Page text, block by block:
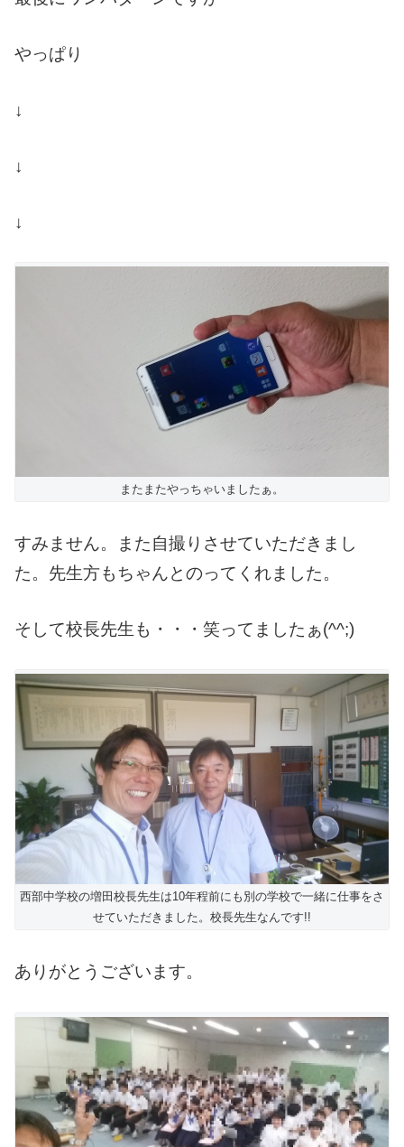
やっぱり
↓
↓
↓
またまたやっちゃいましたぁ。
すみません。また自撮りさせていただきまし
た。 先生方もちゃんとのってくれました。
そして校長先生も・・・笑ってましたぁ(^^;)
西部中学校の増田校長先生は10年程前にも別の学校で一緒に仕事をさ
せていただきました。校長先生なんです!!
ありがとうございます。